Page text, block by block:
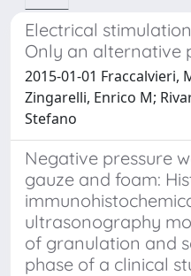
Electrical
Only an alternative
2015-01-01 Fraccalvieri,
Zingarelli, Enrico M;
Stefano
Negative pressure
gauze and foam:
ultrasonography
of granulation and
phase of a clinical